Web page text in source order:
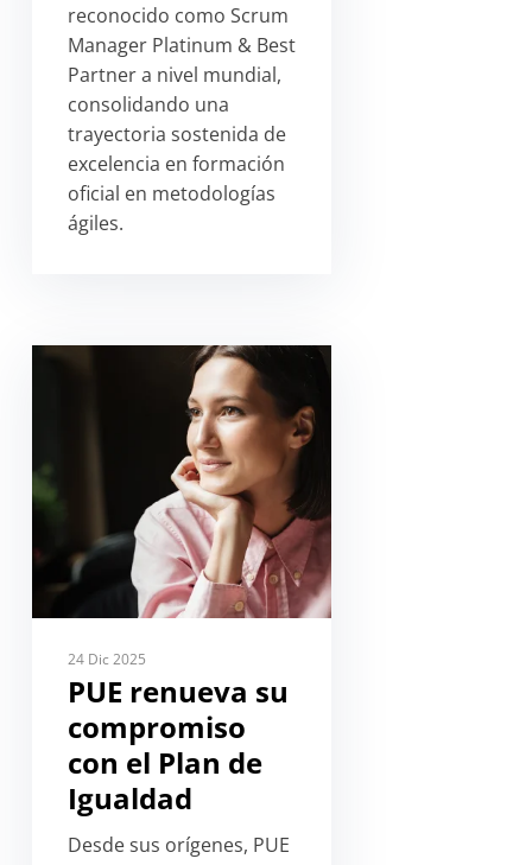
reconocido como Scrum
Manager Platinum & Best
Partner a nivel mundial,
consolidando una
trayectoria sostenida de
excelencia en formación
oficial en metodologías
ágiles.
24 Dic 2025
PUE renueva su
compromiso
con el Plan de
Igualdad
Desde sus orígenes, PUE